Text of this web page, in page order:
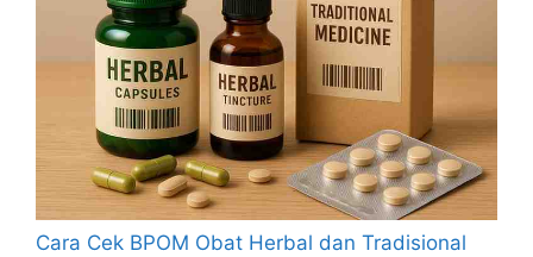
Cara Cek BPOM Obat Herbal dan Tradisional